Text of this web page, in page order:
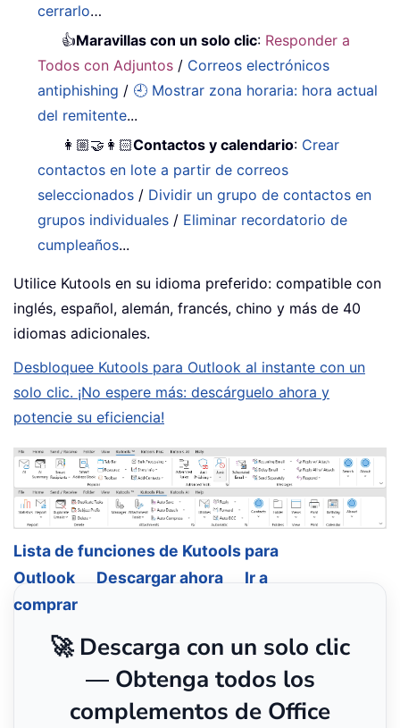
cerrarlo…
👍Maravillas con un solo clic: Responder a
Todos con Adjuntos / Correos electrónicos
antiphishing / 🕘 Mostrar zona horaria: hora actual
del remitente...
👩🏼‍🤝‍👩🏻Contactos y calendario: Crear
contactos en lote a partir de correos
seleccionados / Dividir un grupo de contactos en
grupos individuales / Eliminar recordatorio de
cumpleaños...
Utilice Kutools en su idioma preferido: compatible con
inglés, español, alemán, francés, chino y más de 40
idiomas adicionales.
Desbloquee Kutools para Outlook al instante con un
solo clic. ¡No espere más: descárguelo ahora y
potencie su eficiencia!
Lista de funciones de Kutools para
Outlook
Descargar ahora
Ir a
comprar
🚀 Descarga con un solo clic
— Obtenga todos los
complementos de Office